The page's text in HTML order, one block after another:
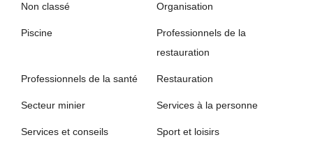
Non classé Organisation
Piscine
Professionnels de la
restauration
Professionnels de la santé Restauration
Secteur minier Services à la personne
Services et conseils Sport et loisirs